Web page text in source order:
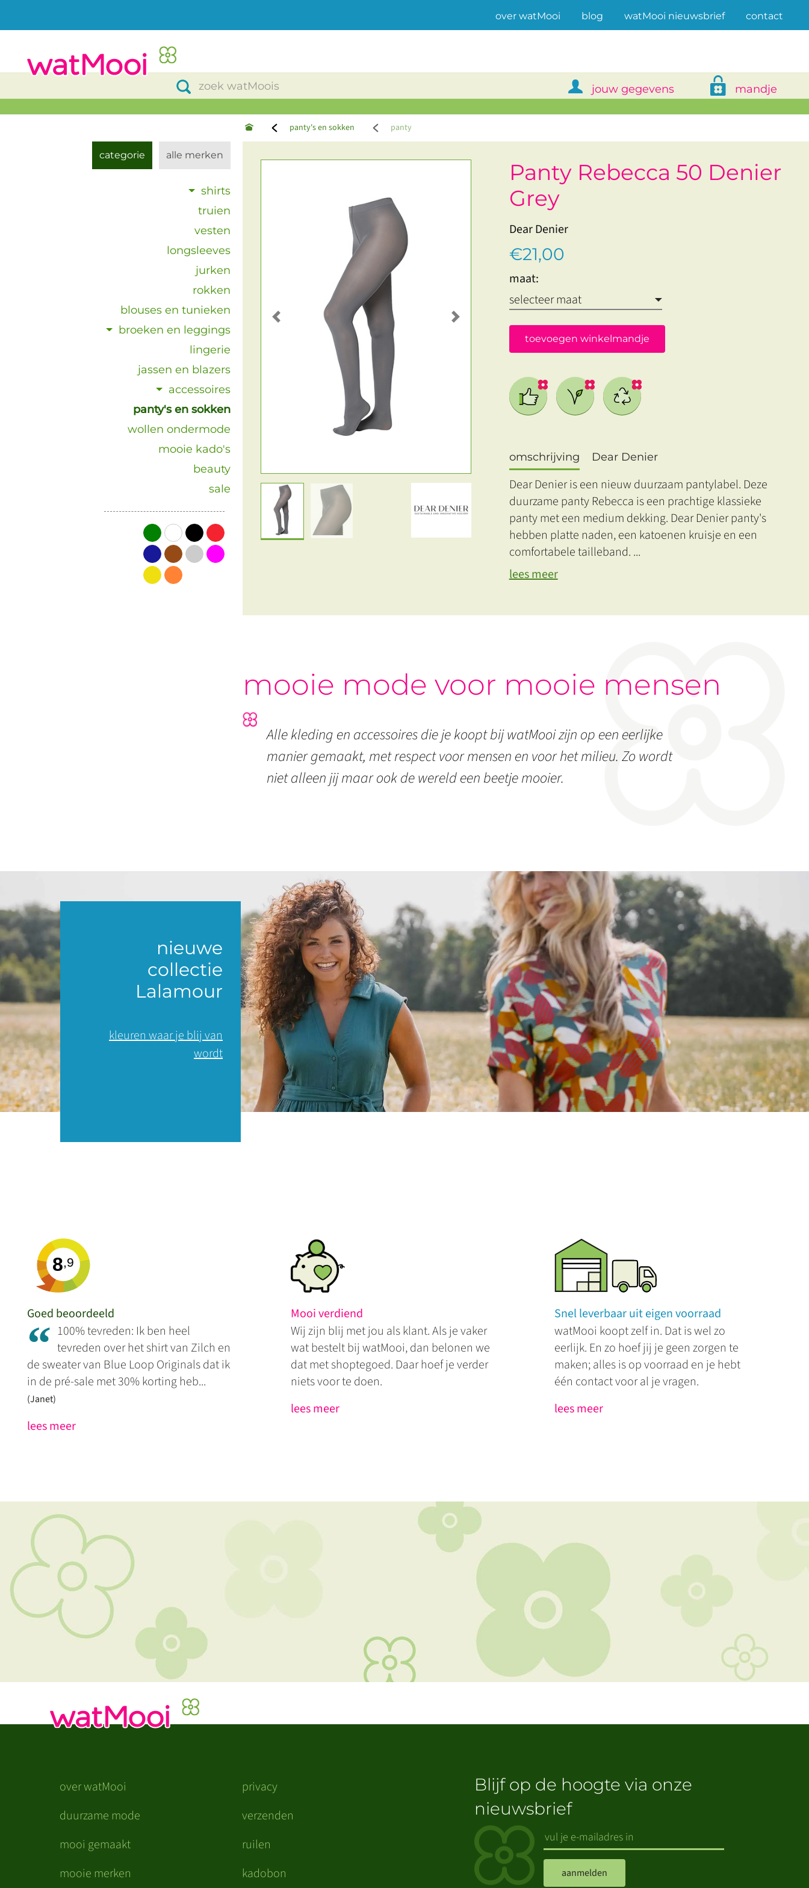
over watMooi(current)
blog watMooi nieuwsbrief contact
jouw gegevens mandje
panty's en sokken panty
categorie
shirts
truien
vesten
longsleeves
jurken
rokken
blouses en tunieken
broeken en leggings
lingerie
jassen en blazers
accessoires
panty's en sokken
wollen ondermode
mooie kado's
beauty
sale
groenwit zwartrood
blauwbruingrijsroze
geeloranje
alle merken
Previous Next
Panty Rebecca 50 Denier
Grey
Dear Denier
€21,00
maat:
toevoegen winkelmandje
omschrijving Dear Denier
Dear Denier is een nieuw duurzaam pantylabel. Deze
duurzame panty Rebecca is een prachtige klassieke
panty met een medium dekking. Dear Denier panty's
hebben platte naden, een katoenen kruisje en een
comfortabele tailleband. ...
lees meer
mooie mode voor mooie mensen
Alle kleding en accessoires die je koopt bij watMooi zijn op een eerlijke
manier gemaakt, met respect voor mensen en voor het milieu. Zo wordt
niet alleen jij maar ook de wereld een beetje mooier.
nieuwe
collectie
Lalamour
kleuren waar je blij van
wordt
8,9
Goed beoordeeld
“ 100% tevreden: Ik ben heel
tevreden over het shirt van Zilch en
de sweater van Blue Loop Originals dat ik
in de pré-sale met 30% korting heb...
(Janet)
lees meer
Mooi verdiend
Wij zijn blij met jou als klant. Als je vaker
wat bestelt bij watMooi, dan belonen we
dat met shoptegoed. Daar hoef je verder
niets voor te doen.
lees meer
Snel leverbaar uit eigen voorraad
watMooi koopt zelf in. Dat is wel zo
eerlijk. En zo hoef jij je geen zorgen te
maken; alles is op voorraad en je hebt
één contact voor al je vragen.
lees meer
over watMooi
duurzame mode
mooi gemaakt
mooie merken
privacy
verzenden
ruilen
kadobon
Blijf op de hoogte via onze
nieuwsbrief
aanmelden